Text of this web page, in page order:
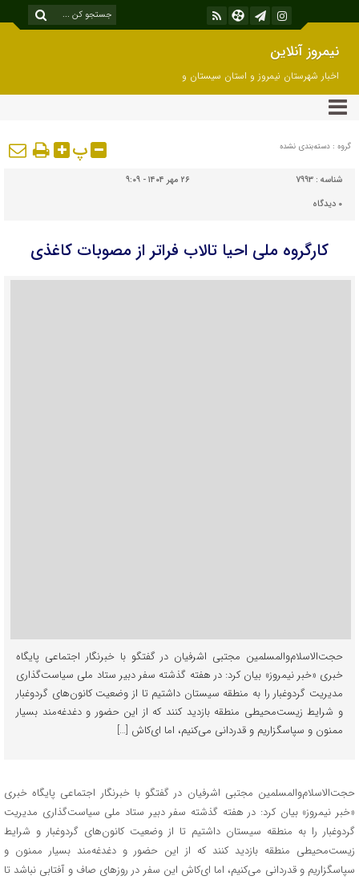
نیمروز آنلاین
اخبار شهرستان نیمروز و استان سیستان و
بلوچستان
گروه : دسته‌بندی نشده پ
شناسه : 7993
۲۶ مهر ۱۴۰۴ - ۹:۰۹
۰ دیدگاه
کارگروه ملی احیا تالاب فراتر از مصوبات کاغذی
حجت‌الاسلام‌والمسلمین مجتبی اشرفیان در گفتگو با خبرنگار اجتماعی پایگاه
خبری «خبر نیمروز» بیان کرد: در هفته گذشته سفر دبیر ستاد ملی سیاست‌گذاری
مدیریت گردوغبار را به منطقه سیستان داشتیم تا از وضعیت کانون‌های گردوغبار
و شرایط زیست‌محیطی منطقه بازدید کنند که از این حضور و دغدغه‌مند بسیار
ممنون و سپاسگزاریم و قدردانی می‌کنیم، اما ای‌کاش […]
حجت‌الاسلام‌والمسلمین مجتبی اشرفیان در گفتگو با خبرنگار اجتماعی پایگاه خبری
«خبر نیمروز» بیان کرد: در هفته گذشته سفر دبیر ستاد ملی سیاست‌گذاری مدیریت
گردوغبار را به منطقه سیستان داشتیم تا از وضعیت کانون‌های گردوغبار و شرایط
زیست‌محیطی منطقه بازدید کنند که از این حضور و دغدغه‌مند بسیار ممنون و
سپاسگزاریم و قدردانی می‌کنیم، اما ای‌کاش این سفر در روزهای صاف و آفتابی نباشد تا